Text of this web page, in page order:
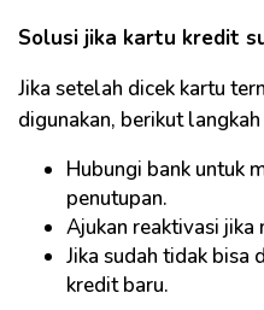
Solusi jika kartu kredit
Jika setelah dicek kartu
digunakan, berikut
Hubungi bank untuk
penutupan.
Ajukan reaktivasi jika
Jika sudah tidak bisa
kredit baru.